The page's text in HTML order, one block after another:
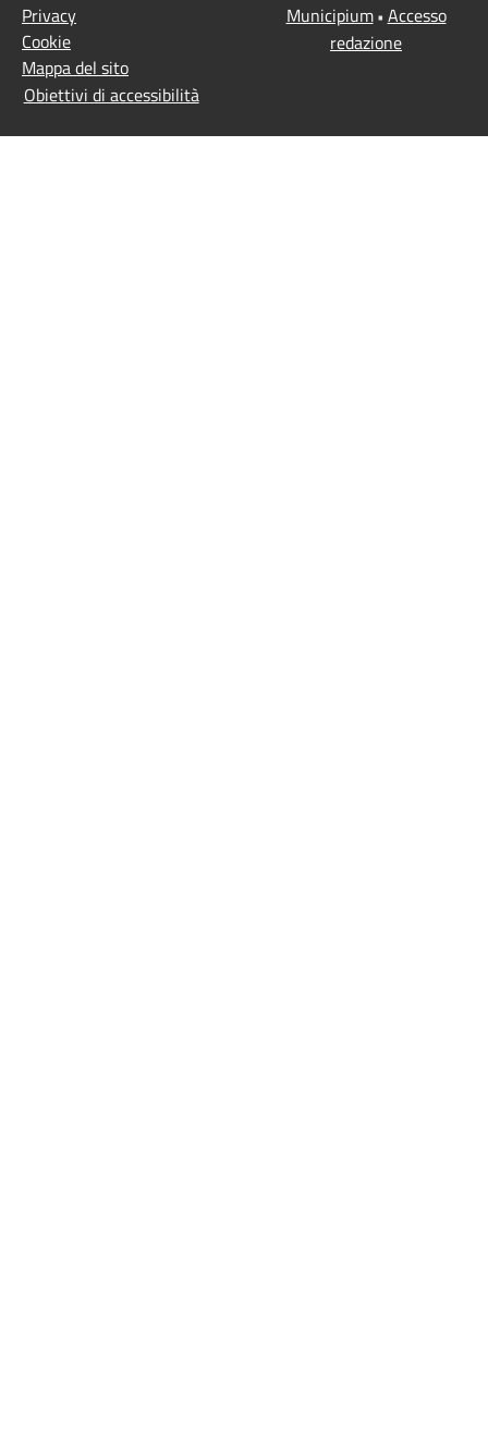
Privacy
Cookie
Mappa del sito
Obiettivi di accessibilità
Municipium• Accesso
redazione